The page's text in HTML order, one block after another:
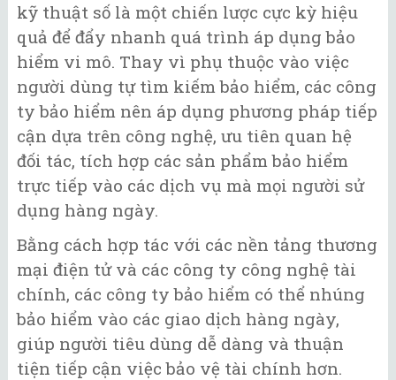
kỹ thuật số là một chiến lược cực kỳ hiệu
quả để đẩy nhanh quá trình áp dụng bảo
hiểm vi mô. Thay vì phụ thuộc vào việc
người dùng tự tìm kiếm bảo hiểm, các công
ty bảo hiểm nên áp dụng phương pháp tiếp
cận dựa trên công nghệ, ưu tiên quan hệ
đối tác, tích hợp các sản phẩm bảo hiểm
trực tiếp vào các dịch vụ mà mọi người sử
dụng hàng ngày.
Bằng cách hợp tác với các nền tảng thương
mại điện tử và các công ty công nghệ tài
chính, các công ty bảo hiểm có thể nhúng
bảo hiểm vào các giao dịch hàng ngày,
giúp người tiêu dùng dễ dàng và thuận
tiện tiếp cận việc bảo vệ tài chính hơn.